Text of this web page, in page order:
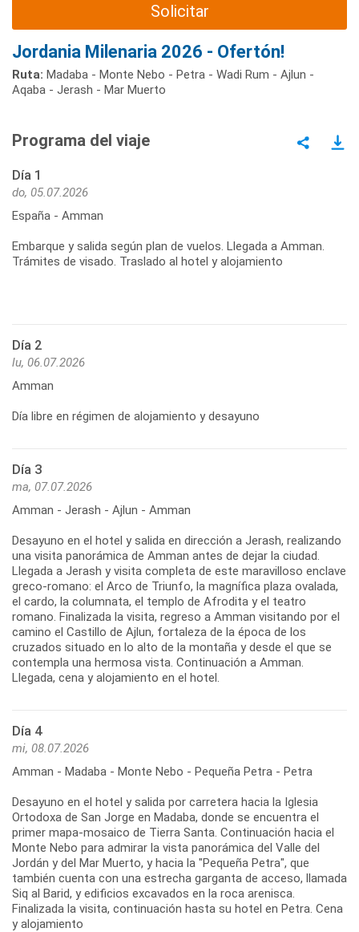
Solicitar
Jordania Milenaria 2026 - Ofertón!
Ruta: Madaba - Monte Nebo - Petra - Wadi Rum - Ajlun -
Aqaba - Jerash - Mar Muerto
Programa del viaje
Día 1
do, 05.07.2026
España - Amman
Embarque y salida según plan de vuelos. Llegada a Amman.
Trámites de visado. Traslado al hotel y alojamiento
Día 2
lu, 06.07.2026
Amman
Día libre en régimen de alojamiento y desayuno
Día 3
ma, 07.07.2026
Amman - Jerash - Ajlun - Amman
Desayuno en el hotel y salida en dirección a Jerash, realizando
una visita panorámica de Amman antes de dejar la ciudad.
Llegada a Jerash y visita completa de este maravilloso enclave
greco-romano: el Arco de Triunfo, la magnífica plaza ovalada,
el cardo, la columnata, el templo de Afrodita y el teatro
romano. Finalizada la visita, regreso a Amman visitando por el
camino el Castillo de Ajlun, fortaleza de la época de los
cruzados situado en lo alto de la montaña y desde el que se
contempla una hermosa vista. Continuación a Amman.
Llegada, cena y alojamiento en el hotel.
Día 4
mi, 08.07.2026
Amman - Madaba - Monte Nebo - Pequeña Petra - Petra
Desayuno en el hotel y salida por carretera hacia la Iglesia
Ortodoxa de San Jorge en Madaba, donde se encuentra el
primer mapa-mosaico de Tierra Santa. Continuación hacia el
Monte Nebo para admirar la vista panorámica del Valle del
Jordán y del Mar Muerto, y hacia la "Pequeña Petra", que
también cuenta con una estrecha garganta de acceso, llamada
Siq al Barid, y edificios excavados en la roca arenisca.
Finalizada la visita, continuación hasta su hotel en Petra. Cena
y alojamiento